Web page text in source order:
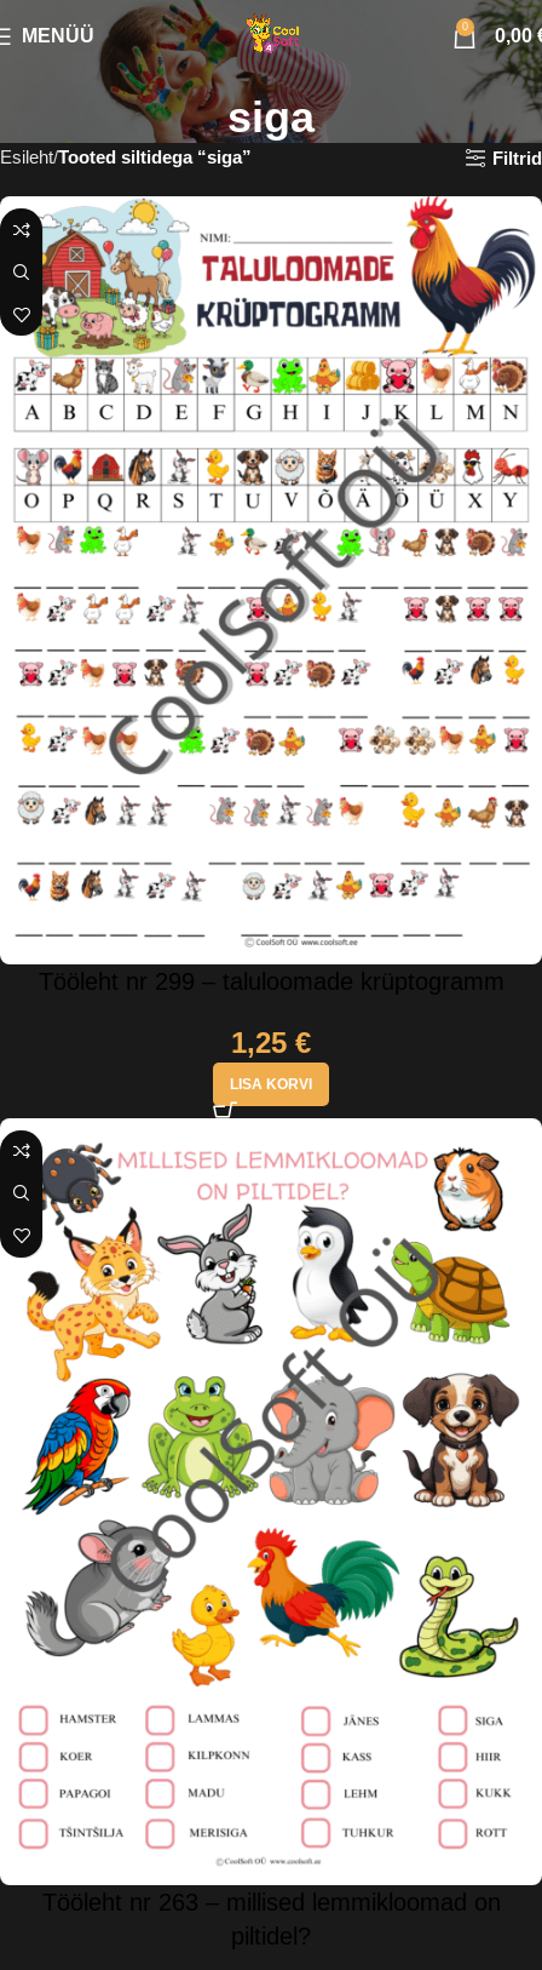
MENÜÜ 0 0,00
siga
Esileht Tooted siltidega “siga” Filtrid
Tööleht nr 299 – taluloomade krüptogramm
1,25 €
LISA KORVI
Tööleht nr 263 – millised lemmikloomad on
piltidel?